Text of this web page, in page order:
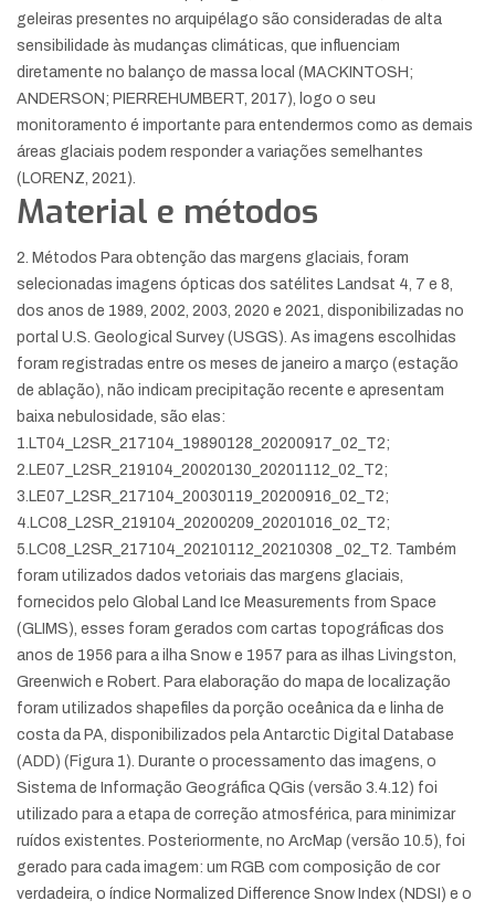
geleiras presentes no arquipélago são consideradas de alta
sensibilidade às mudanças climáticas, que influenciam
diretamente no balanço de massa local (MACKINTOSH;
ANDERSON; PIERREHUMBERT, 2017), logo o seu
monitoramento é importante para entendermos como as demais
áreas glaciais podem responder a variações semelhantes
(LORENZ, 2021).
Material e métodos
2. Métodos Para obtenção das margens glaciais, foram
selecionadas imagens ópticas dos satélites Landsat 4, 7 e 8,
dos anos de 1989, 2002, 2003, 2020 e 2021, disponibilizadas no
portal U.S. Geological Survey (USGS). As imagens escolhidas
foram registradas entre os meses de janeiro a março (estação
de ablação), não indicam precipitação recente e apresentam
baixa nebulosidade, são elas:
1.LT04_L2SR_217104_19890128_20200917_02_T2;
2.LE07_L2SR_219104_20020130_20201112_02_T2;
3.LE07_L2SR_217104_20030119_20200916_02_T2;
4.LC08_L2SR_219104_20200209_20201016_02_T2;
5.LC08_L2SR_217104_20210112_20210308 _02_T2. Também
foram utilizados dados vetoriais das margens glaciais,
fornecidos pelo Global Land Ice Measurements from Space
(GLIMS), esses foram gerados com cartas topográficas dos
anos de 1956 para a ilha Snow e 1957 para as ilhas Livingston,
Greenwich e Robert. Para elaboração do mapa de localização
foram utilizados shapefiles da porção oceânica da e linha de
costa da PA, disponibilizados pela Antarctic Digital Database
(ADD) (Figura 1). Durante o processamento das imagens, o
Sistema de Informação Geográfica QGis (versão 3.4.12) foi
utilizado para a etapa de correção atmosférica, para minimizar
ruídos existentes. Posteriormente, no ArcMap (versão 10.5), foi
gerado para cada imagem: um RGB com composição de cor
verdadeira, o índice Normalized Difference Snow Index (NDSI) e o